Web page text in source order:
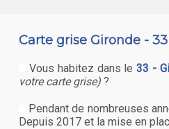
Carte grise Gironde - 33
Vous habitez dans le33 -
votre carte grise)?
Pendant de nombreuses
Depuis 2017 et la mise en